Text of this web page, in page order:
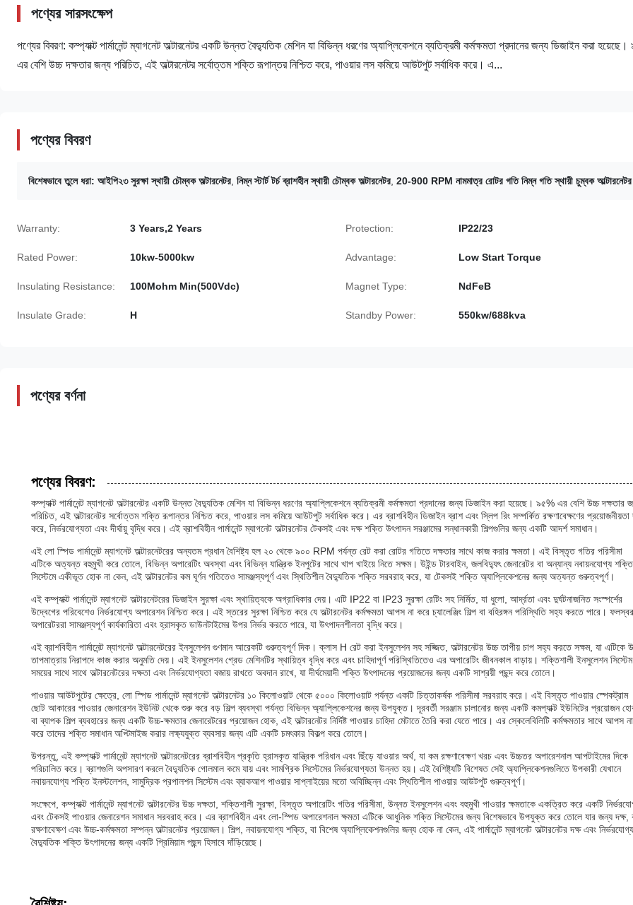
পণ্যের সারসংক্ষেপ
পণ্যের বিবরণ: কম্প্যাক্ট পার্মানেন্ট ম্যাগনেট অল্টারনেটর একটি উন্নত বৈদ্যুতিক মেশিন যা বিভিন্ন ধরণের অ্যাপ্লিকেশনে ব্যতিক্রমী কর্মক্ষমতা প্রদানের জন্য ডিজাইন করা
এর বেশি উচ্চ দক্ষতার জন্য পরিচিত, এই অল্টারনেটর সর্বোত্তম শক্তি রূপান্তর নিশ্চিত করে, পাওয়ার লস কমিয়ে আউটপুট সর্বাধিক করে। এ...
পণ্যের বিবরণ
বিশেষভাবে তুলে ধরা: আইপি২৩ সুরক্ষা স্থায়ী চৌম্বক অল্টারনেটর নিম্ন স্টার্ট টর্চ ব্রাশহীন স্থায়ী চৌম্বক অল্টারনেটর 20-900 RPM নামমাত্র রোটর গতি নিম্ন গতি স্থায়ী চুম্বক আল্টারনেটর
Warranty: 3 Years,2 Years Protection: IP22/23
Rated Power: 10kw-5000kw Advantage: Low Start Torque
Insulating Resistance: 100Mohm Min(500Vdc) Magnet Type: NdFeB
Insulate Grade: H Standby Power: 550kw/688kva
পণ্যের বর্ণনা
পণ্যের বিবরণ:
কম্প্যাক্ট পার্মানেন্ট ম্যাগনেট অল্টারনেটর একটি উন্নত বৈদ্যুতিক মেশিন যা বিভিন্ন ধরণের অ্যাপ্লিকেশনে ব্যতিক্রমী কর্মক্ষমতা প্রদানের জন্য ডিজাইন করা হয়েছে। ৯৫% এর বেশি উচ্চ দক্ষতার
পরিচিত, এই অল্টারনেটর সর্বোত্তম শক্তি রূপান্তর নিশ্চিত করে, পাওয়ার লস কমিয়ে আউটপুট সর্বাধিক করে। এর ব্রাশবিহীন ডিজাইন ব্রাশ এবং স্লিপ রিং সম্পর্কিত রক্ষণাবেক্ষণের প্রয়োজনীয়তা
করে, নির্ভরযোগ্যতা এবং দীর্ঘায়ু বৃদ্ধি করে। এই ব্রাশবিহীন পার্মানেন্ট ম্যাগনেট অল্টারনেটর টেকসই এবং দক্ষ শক্তি উৎপাদন সরঞ্জামের সন্ধানকারী শিল্পগুলির জন্য একটি আদর্শ সমাধান।
এই লো স্পিড পার্মানেন্ট ম্যাগনেট অল্টারনেটরের অন্যতম প্রধান বৈশিষ্ট্য হল ২০ থেকে ৯০০ RPM পর্যন্ত রেট করা রোটর গতিতে দক্ষতার সাথে কাজ করার ক্ষমতা। এই বিস্তৃত গতির পরিসীমা
এটিকে অত্যন্ত বহুমুখী করে তোলে, বিভিন্ন অপারেটিং অবস্থা এবং বিভিন্ন যান্ত্রিক ইনপুটের সাথে খাপ খাইয়ে নিতে সক্ষম। উইন্ড টারবাইন, জলবিদ্যুৎ জেনারেটর বা অন্যান্য নবায়নযোগ্য শক্তি
সিস্টেমে একীভূত হোক না কেন, এই অল্টারনেটর কম ঘূর্ণন গতিতেও সামঞ্জস্যপূর্ণ এবং স্থিতিশীল বৈদ্যুতিক শক্তি সরবরাহ করে, যা টেকসই শক্তি অ্যাপ্লিকেশনের জন্য অত্যন্ত গুরুত্বপূর্ণ।
এই কম্প্যাক্ট পার্মানেন্ট ম্যাগনেট অল্টারনেটরের ডিজাইন সুরক্ষা এবং স্থায়িত্বকে অগ্রাধিকার দেয়। এটি IP22 বা IP23 সুরক্ষা রেটিং সহ নির্মিত, যা ধুলো, আর্দ্রতা এবং দুর্ঘটনাজনিত সংস্পর্শের
উদ্বেগের পরিবেশেও নির্ভরযোগ্য অপারেশন নিশ্চিত করে। এই স্তরের সুরক্ষা নিশ্চিত করে যে অল্টারনেটর কর্মক্ষমতা আপস না করে চ্যালেঞ্জিং শিল্প বা বহিরঙ্গন পরিস্থিতি সহ্য করতে পারে।
অপারেটররা সামঞ্জস্যপূর্ণ কার্যকারিতা এবং হ্রাসকৃত ডাউনটাইমের উপর নির্ভর করতে পারে, যা উৎপাদনশীলতা বৃদ্ধি করে।
এই ব্রাশবিহীন পার্মানেন্ট ম্যাগনেট অল্টারনেটরের ইনসুলেশন গুণমান আরেকটি গুরুত্বপূর্ণ দিক। ক্লাস H রেট করা ইনসুলেশন সহ সজ্জিত, অল্টারনেটর উচ্চ তাপীয় চাপ সহ্য করতে সক্ষম, যা এটিকে
তাপমাত্রায় নিরাপদে কাজ করার অনুমতি দেয়। এই ইনসুলেশন গ্রেড মেশিনটির স্থায়িত্ব বৃদ্ধি করে এবং চাহিদাপূর্ণ পরিস্থিতিতেও এর অপারেটিং জীবনকাল বাড়ায়। শক্তিশালী ইনসুলেশন সিস্টেম
সময়ের সাথে সাথে অল্টারনেটরের দক্ষতা এবং নির্ভরযোগ্যতা বজায় রাখতে অবদান রাখে, যা দীর্ঘমেয়াদী শক্তি উৎপাদনের প্রয়োজনের জন্য একটি সাশ্রয়ী পছন্দ করে তোলে।
পাওয়ার আউটপুটের ক্ষেত্রে, লো স্পিড পার্মানেন্ট ম্যাগনেট অল্টারনেটর ১০ কিলোওয়াট থেকে ৫০০০ কিলোওয়াট পর্যন্ত একটি চিত্তাকর্ষক পরিসীমা সরবরাহ করে। এই বিস্তৃত পাওয়ার স্পেকট্রাম
ছোট আকারের পাওয়ার জেনারেশন ইউনিট থেকে শুরু করে বড় শিল্প ব্যবস্থা পর্যন্ত বিভিন্ন অ্যাপ্লিকেশনের জন্য উপযুক্ত। দূরবর্তী সরঞ্জাম চালানোর জন্য একটি কমপ্যাক্ট ইউনিটের প্রয়োজন
বা ব্যাপক শিল্প ব্যবহারের জন্য একটি উচ্চ-ক্ষমতার জেনারেটরের প্রয়োজন হোক, এই অল্টারনেটর নির্দিষ্ট পাওয়ার চাহিদা মেটাতে তৈরি করা যেতে পারে। এর স্কেলেবিলিটি কর্মক্ষমতার সাথে আপস না
করে তাদের শক্তি সমাধান অপ্টিমাইজ করার লক্ষ্যযুক্ত ব্যবসার জন্য এটি একটি চমৎকার বিকল্প করে তোলে।
উপরন্তু, এই কম্প্যাক্ট পার্মানেন্ট ম্যাগনেট অল্টারনেটরের ব্রাশবিহীন প্রকৃতি হ্রাসকৃত যান্ত্রিক পরিধান এবং ছিঁড়ে যাওয়ার অর্থ, যা কম রক্ষণাবেক্ষণ খরচ এবং উচ্চতর অপারেশনাল আপটাইমের দিকে
পরিচালিত করে। ব্রাশগুলি অপসারণ করলে বৈদ্যুতিক গোলমাল কমে যায় এবং সামগ্রিক সিস্টেমের নির্ভরযোগ্যতা উন্নত হয়। এই বৈশিষ্ট্যটি বিশেষত সেই অ্যাপ্লিকেশনগুলিতে উপকারী যেখানে
নবায়নযোগ্য শক্তি ইনস্টলেশন, সামুদ্রিক প্রপালশন সিস্টেম এবং ব্যাকআপ পাওয়ার সাপ্লাইয়ের মতো অবিচ্ছিন্ন এবং স্থিতিশীল পাওয়ার আউটপুট গুরুত্বপূর্ণ।
সংক্ষেপে, কম্প্যাক্ট পার্মানেন্ট ম্যাগনেট অল্টারনেটর উচ্চ দক্ষতা, শক্তিশালী সুরক্ষা, বিস্তৃত অপারেটিং গতির পরিসীমা, উন্নত ইনসুলেশন এবং বহুমুখী পাওয়ার ক্ষমতাকে একত্রিত করে একটি
এবং টেকসই পাওয়ার জেনারেশন সমাধান সরবরাহ করে। এর ব্রাশবিহীন এবং লো-স্পিড অপারেশনাল ক্ষমতা এটিকে আধুনিক শক্তি সিস্টেমের জন্য বিশেষভাবে উপযুক্ত করে তোলে যার জন্য দক্ষ,
রক্ষণাবেক্ষণ এবং উচ্চ-কর্মক্ষমতা সম্পন্ন অল্টারনেটর প্রয়োজন। শিল্প, নবায়নযোগ্য শক্তি, বা বিশেষ অ্যাপ্লিকেশনগুলির জন্য হোক না কেন, এই পার্মানেন্ট ম্যাগনেট অল্টারনেটর দক্ষ এবং নির্ভরযোগ্য
বৈদ্যুতিক শক্তি উৎপাদনের জন্য একটি প্রিমিয়াম পছন্দ হিসাবে দাঁড়িয়েছে।